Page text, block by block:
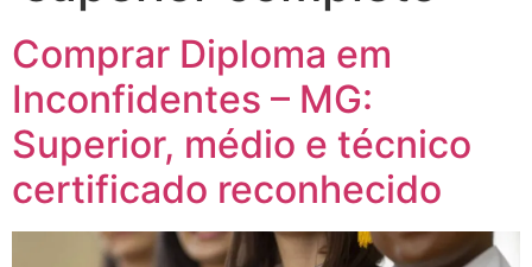
Comprar Diploma em
Inconfidentes – MG:
Superior, médio e técnico
certificado reconhecido